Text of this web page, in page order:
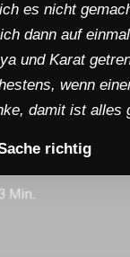
es nicht
dann auf
und Karat
wenn
damit ist alles
richtig